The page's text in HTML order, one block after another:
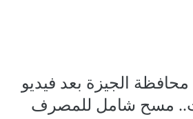
الجيزة بعد فيديو
مسح شامل للمصرف